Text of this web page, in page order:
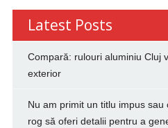
Latest Posts
Compară: rulouri aluminiu Cluj
exterior
Nu am primit un titlu impus sau
rog să oferi detalii pentru a